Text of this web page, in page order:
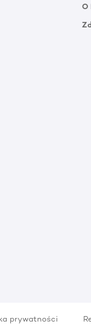
O
prywatności